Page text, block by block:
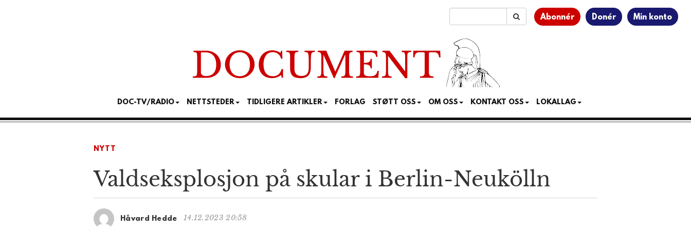
Abonnér Donér Min konto
DOC-TV/RADIO NETTSTEDER TIDLIGERE ARTIKLER FORLAG STØTT OSS OM OSS KONTAKT OSS LOKALLAG
NYTT
Valdseksplosjon på skular i Berlin-Neukölln
Håvard Hedde 14.12.2023 20:58